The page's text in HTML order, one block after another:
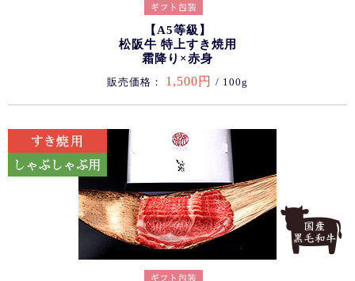
【A5等級】
松阪牛 特上すき焼用
霜降り×赤身
販売価格： 1,500円 / 100g